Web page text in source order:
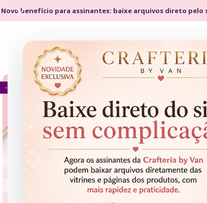
Novo benefício para assinantes: baixe arquivos direto
- 75%